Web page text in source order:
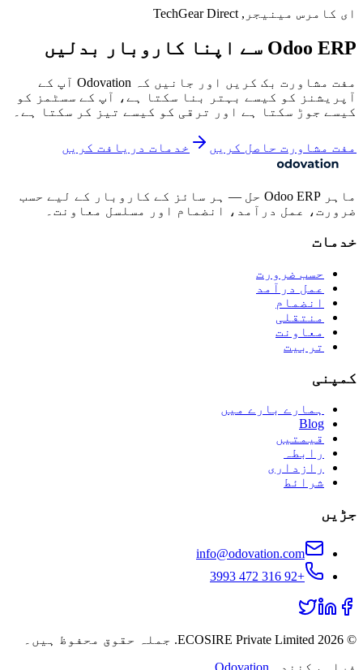
ای کامرس مینیجر, TechGear Direct
Odoo ERP سے اپنا کاروبار بدلیں
مفت مشاورت بک کریں اور جانیں کہ Odovation آپ کے
آپریشنز کو کیسے بہتر بنا سکتا ہے، آپ کے سسٹمز کو
کیسے جوڑ سکتا ہے اور ترقی کو کیسے تیز کر سکتا ہے۔
مفت مشاورت حاصل کریں خدمات دریافت کریں
ماہر Odoo ERP حل — ہر سائز کے کاروبار کے لیے حسب
ضرورت، عمل درآمد، انضمام اور مسلسل معاونت۔
خدمات
حسب ضرورت
عمل درآمد
انضمام
منتقلی
معاونت
تربیت
کمپنی
ہمارے بارے میں
Blog
قیمتیں
رابطہ
رازداری
شرائط
جڑیں
info@odovation.com
+92 316 472 3993
©
2026 ECOSIRE Private Limited. جملہ حقوق محفوظ ہیں۔
فراہم کنندہ
Odovation